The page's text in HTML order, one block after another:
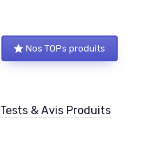
Nos TOPs produits
Tests & Avis Produits